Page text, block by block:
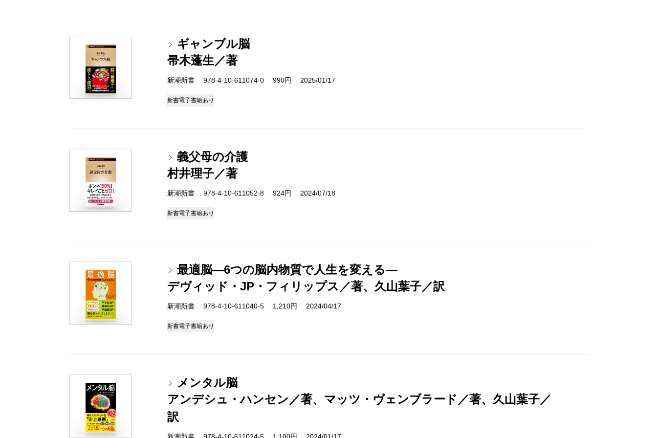
ギャンブル脳
帚木蓬生／著
新潮新書 978-4-10-611074-0 990円 2025/01/17
新書電子書籍あり
義父母の介護
村井理子／著
新潮新書 978-4-10-611052-8 924円 2024/07/18
新書電子書籍あり
最適脳―6つの脳内物質で人生を変える―
デヴィッド・JP・フィリップス／著、久山葉子／訳
新潮新書 978-4-10-611040-5 1,210円 2024/04/17
新書電子書籍あり
メンタル脳
アンデシュ・ハンセン／著、マッツ・ヴェンブラード／著、久山葉子／
訳